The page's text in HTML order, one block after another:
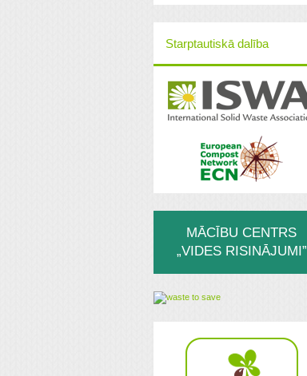
Starptautiskā dalība
MĀCĪBU CENTRS
„VIDES RISINĀJUMI”